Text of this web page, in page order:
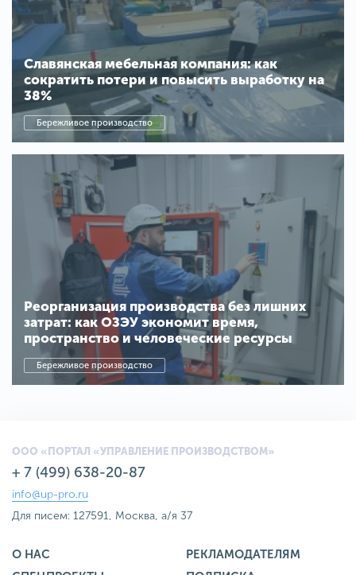
Славянская мебельная компания: как
сократить потери и повысить выработку на
38%
Бережливое производство
Реорганизация производства без лишних
затрат: как ОЗЭУ экономит время,
пространство и человеческие ресурсы
Бережливое производство
ООО «ПОРТАЛ «УПРАВЛЕНИЕ ПРОИЗВОДСТВОМ»
+ 7 (499) 638-20-87
info@up-pro.ru
Для писем: 127591, Москва, а/я 37
О НАС
РЕКЛАМОДАТЕЛЯМ